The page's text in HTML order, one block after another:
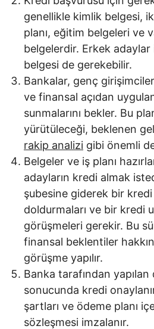
genellikle kimlik belgesi,
planı, eğitim belgeleri ve
belgelerdir. Erkek
belgesi de gerekebilir.
Bankalar, genç
ve finansal açıdan
sunmalarını bekler. Bu
yürütüleceği, beklenen
rakip analizi gibi önemli
Belgeler ve iş planı
adayların kredi almak
şubesine giderek bir
doldurmaları ve bir kredi
görüşmeleri gerekir. Bu
finansal beklentiler
görüşme yapılır.
Banka tarafından
sonucunda kredi
şartları ve ödeme planı
sözleşmesi imzalanır.